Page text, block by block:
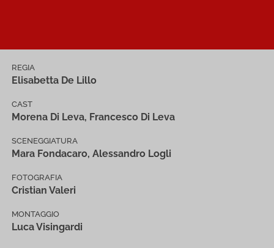
REGIA
Elisabetta De Lillo
CAST
Morena Di Leva, Francesco Di Leva
SCENEGGIATURA
Mara Fondacaro, Alessandro Logli
FOTOGRAFIA
Cristian Valeri
MONTAGGIO
Luca Visingardi